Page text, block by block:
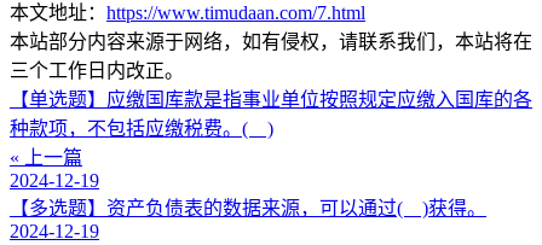
本文地址： https://www.timudaan.com/7.html
本站部分内容来源于网络，如有侵权，请联系我们，本站将在
三个工作日内改正。
【单选题】应缴国库款是指事业单位按照规定应缴入国库的各
种款项，不包括应缴税费。( )
« 上一篇
2024-12-19
【多选题】资产负债表的数据来源，可以通过( )获得。
2024-12-19